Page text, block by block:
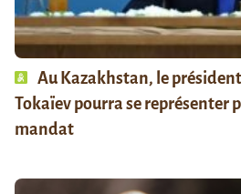
Au Kazakhstan, le
Tokaïev pourra se représenter
mandat